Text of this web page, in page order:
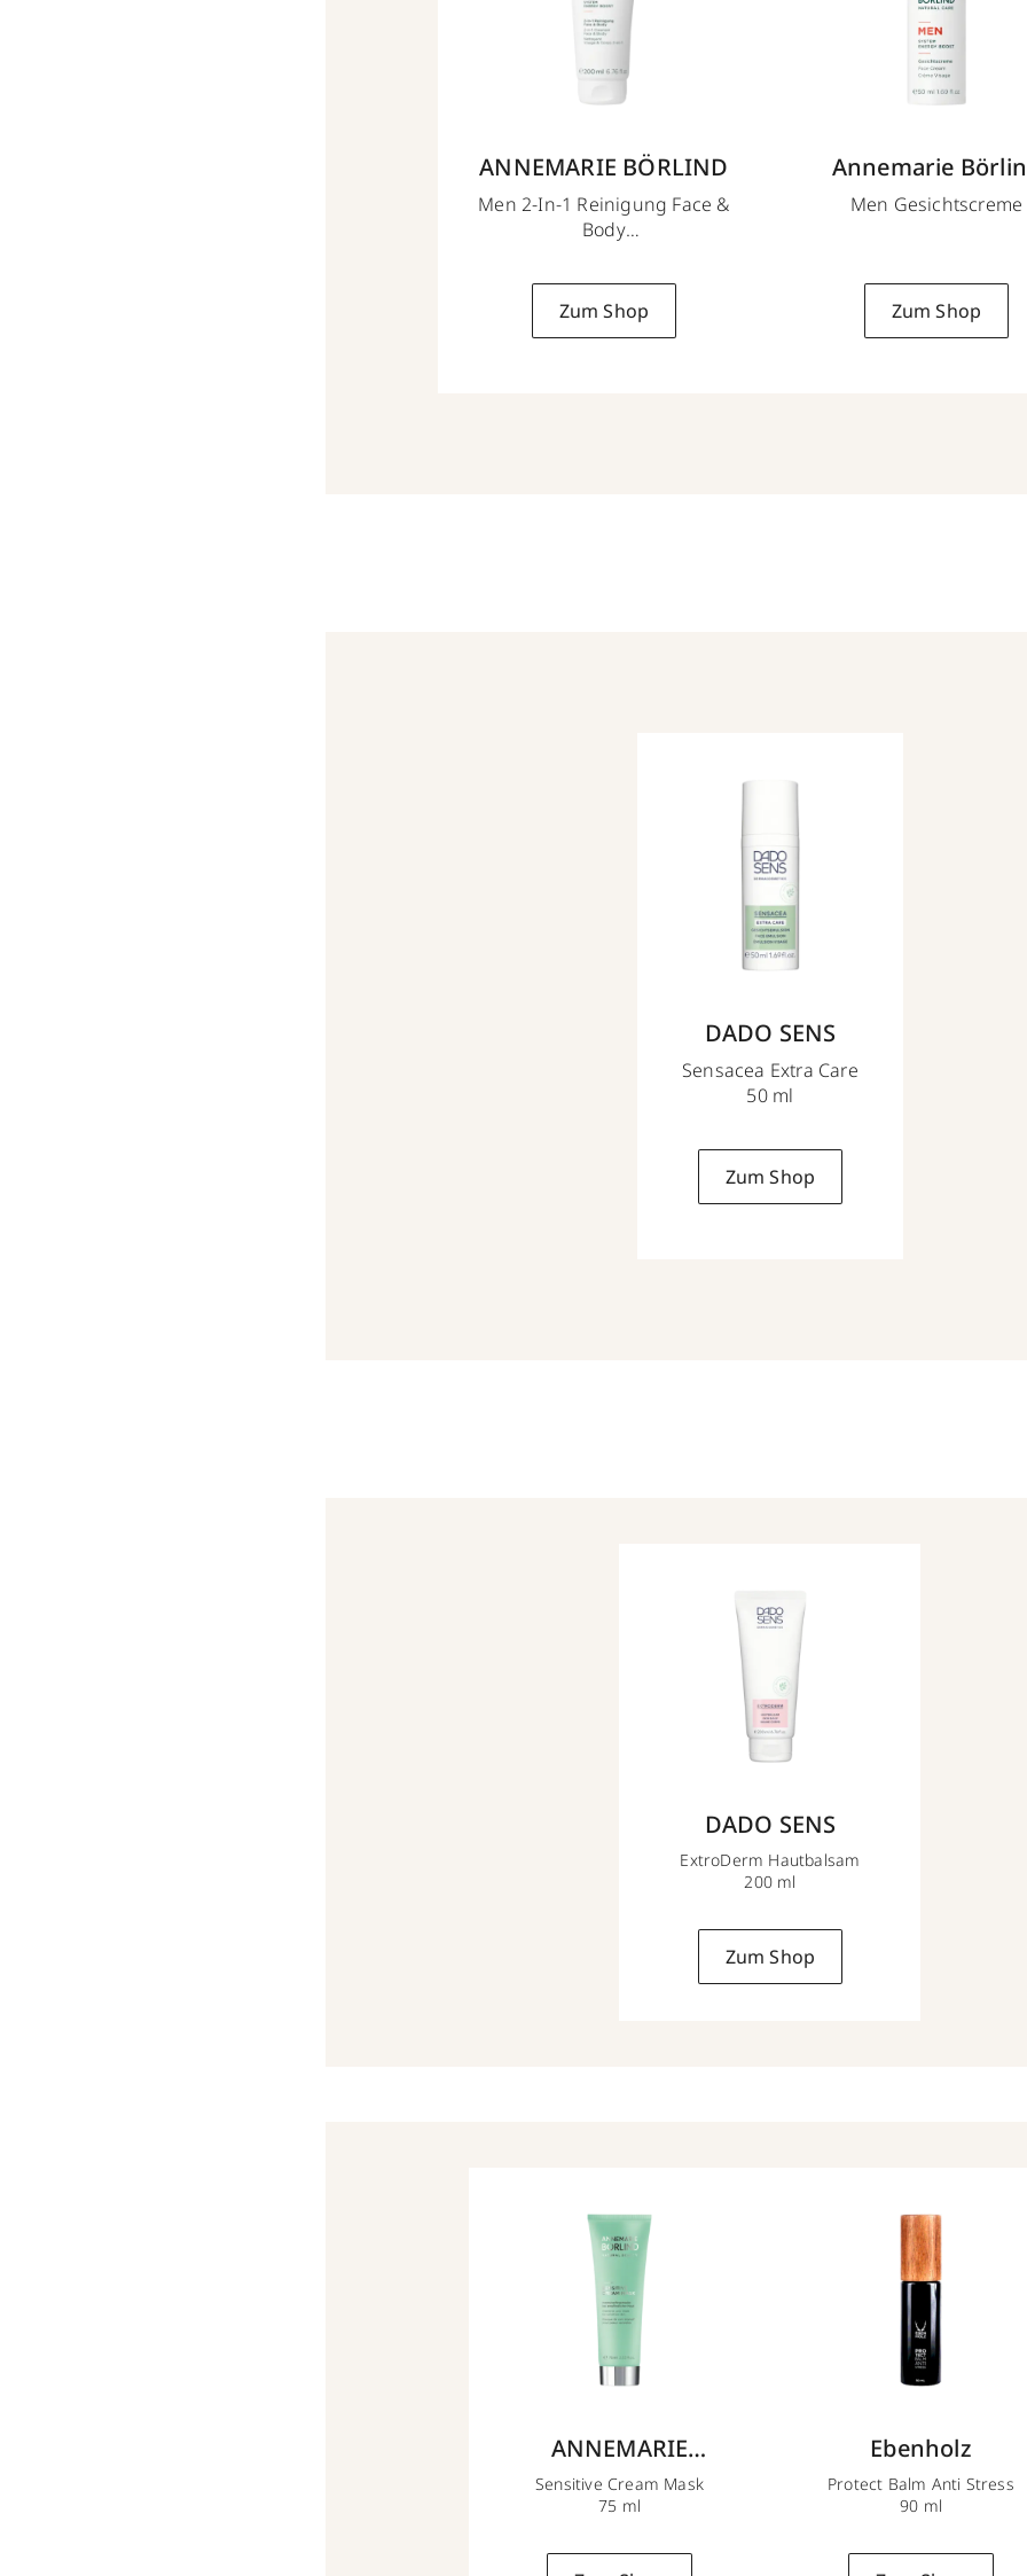
ANNEMARIE BÖRLIND
Men 2-In-1 Reinigung Face &
Body
Zum Shop
Annemarie
Men Gesichtscreme
Zum Shop
DADO SENS
Sensacea Extra Care
50 ml
Zum Shop
DADO SENS
ExtroDerm Hautbalsam
200 ml
Zum Shop
ANNEMARIE
BÖRLIND
Sensitive Cream Mask
75 ml
Ebenholz
Protect Balm Anti Stress
90 ml